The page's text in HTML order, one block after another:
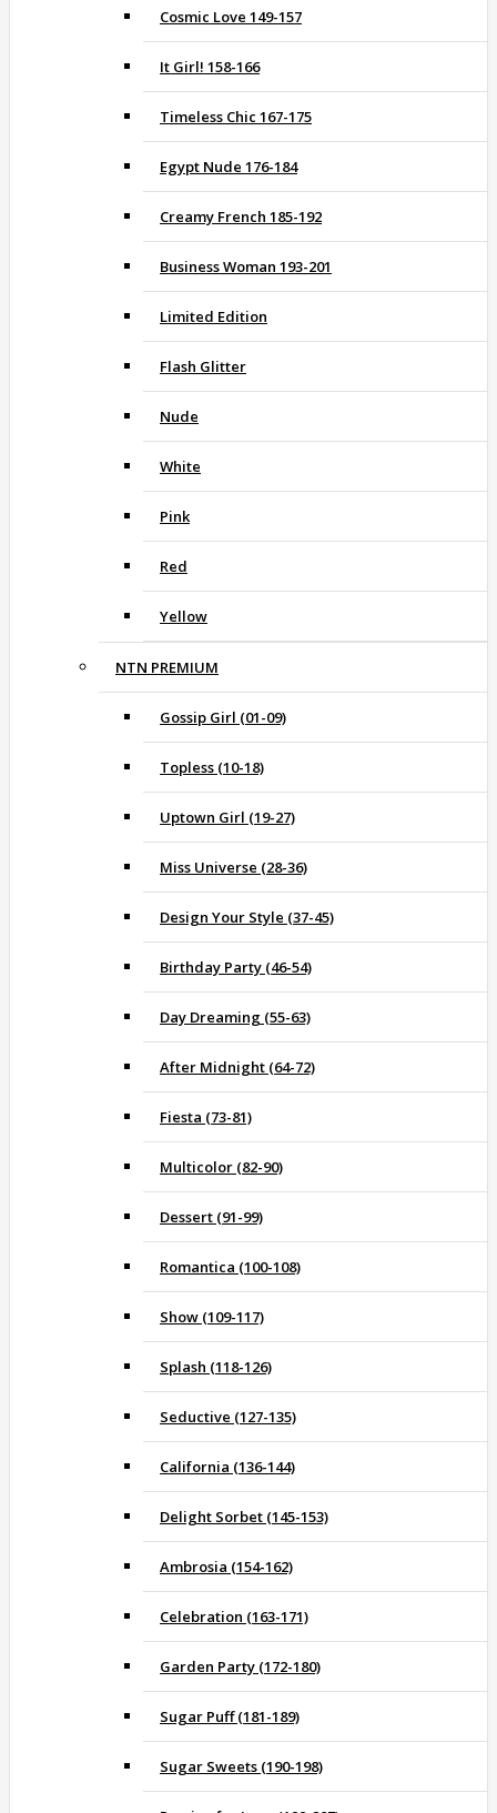
Cosmic Love 149-157
It Girl! 158-166
Timeless Chic 167-175
Egypt Nude 176-184
Creamy French 185-192
Business Woman 193-201
Limited Edition
Flash Glitter
Nude
White
Pink
Red
Yellow
NTN PREMIUM
Gossip Girl (01-09)
Topless (10-18)
Uptown Girl (19-27)
Miss Universe (28-36)
Design Your Style (37-45)
Birthday Party (46-54)
Day Dreaming (55-63)
After Midnight (64-72)
Fiesta (73-81)
Multicolor (82-90)
Dessert (91-99)
Romantica (100-108)
Show (109-117)
Splash (118-126)
Seductive (127-135)
California (136-144)
Delight Sorbet (145-153)
Ambrosia (154-162)
Celebration (163-171)
Garden Party (172-180)
Sugar Puff (181-189)
Sugar Sweets (190-198)